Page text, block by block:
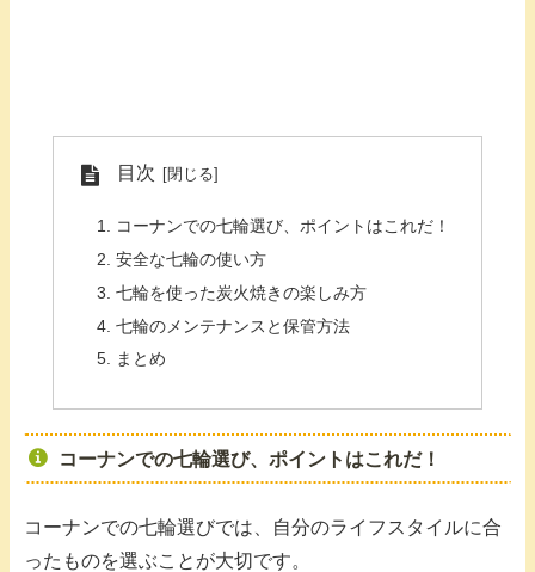
目次
コーナンでの七輪選び、ポイントはこれだ！
安全な七輪の使い方
七輪を使った炭火焼きの楽しみ方
七輪のメンテナンスと保管方法
まとめ
コーナンでの七輪選び、ポイントはこれだ！
コーナンでの七輪選びでは、自分のライフスタイルに合
ったものを選ぶことが大切です。